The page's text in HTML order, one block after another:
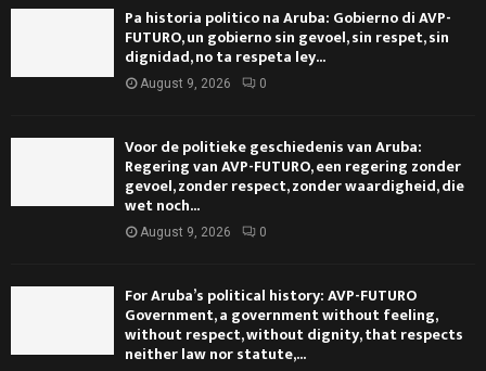
Pa historia politico na Aruba: Gobierno di AVP-
FUTURO, un gobierno sin gevoel, sin respet, sin
dignidad, no ta respeta ley...
August 9, 2026 0
Voor de politieke geschiedenis van Aruba:
Regering van AVP-FUTURO, een regering zonder
gevoel, zonder respect, zonder waardigheid, die
wet noch...
August 9, 2026 0
For Aruba’s political history: AVP-FUTURO
Government, a government without feeling,
without respect, without dignity, that respects
neither law nor statute,...